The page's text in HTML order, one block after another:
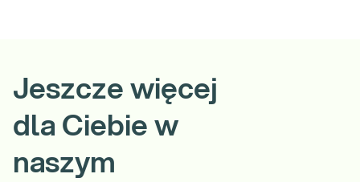
Jeszcze więcej
dla Ciebie w
naszym